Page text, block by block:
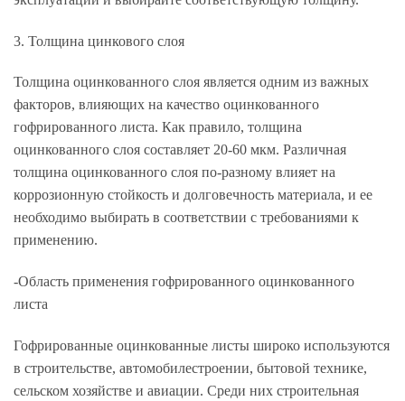
3. Толщина цинкового слоя
Толщина оцинкованного слоя является одним из важных
факторов, влияющих на качество оцинкованного
гофрированного листа. Как правило, толщина
оцинкованного слоя составляет 20-60 мкм. Различная
толщина оцинкованного слоя по-разному влияет на
коррозионную стойкость и долговечность материала, и ее
необходимо выбирать в соответствии с требованиями к
применению.
-Область применения гофрированного оцинкованного
листа
Гофрированные оцинкованные листы широко используются
в строительстве, автомобилестроении, бытовой технике,
сельском хозяйстве и авиации. Среди них строительная